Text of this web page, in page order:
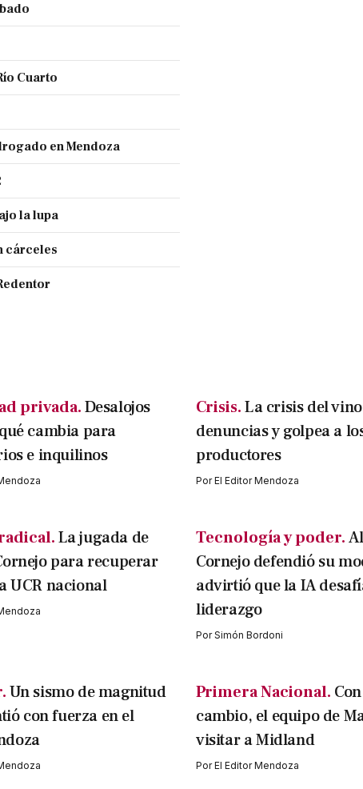
Cuarto
en Mendoza
la lupa
cárceles
privada.Desalojos
cambia para
e inquilinos
Crisis.La crisis del
denuncias y golpea a
productores
PorEl Editor Mendoza
La jugada de
para recuperar
UCR nacional
Tecnología y poder.
Cornejo defendió su
advirtió que la IA
liderazgo
PorSimón Bordoni
Un sismo de magnitud
con fuerza en el
Primera Nacional.
cambio, el equipo de
visitar a Midland
PorEl Editor Mendoza